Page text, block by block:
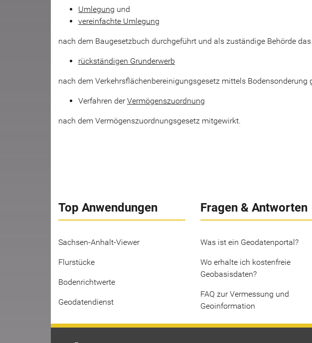
Umlegung und
vereinfachte Umlegung
nach dem Baugesetzbuch durchgeführt und als zuständige Behörde
rückständigen Grunderwerb
nach dem Verkehrsflächenbereinigungsgesetz mittels Bodensonderung
Verfahren derVermögenszuordnung
nach dem Vermögenszuordnungsgesetz mitgewirkt.
Top Anwendungen
Sachsen-Anhalt-Viewer
Flurstücke
Bodenrichtwerte
Geodatendienst
Fragen & Antworten
Was ist ein Geodatenportal?
Wo erhalte ich kostenfreie
Geobasisdaten?
FAQ zur Vermessung und
Geoinformation